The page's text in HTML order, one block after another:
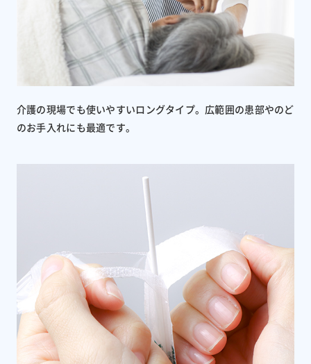
介護の現場でも使いやすいロングタイプ。広範囲の患部やのど
のお手入れにも最適です。